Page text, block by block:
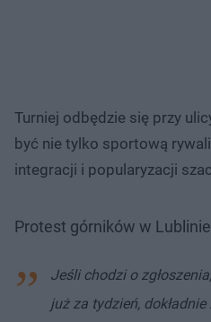
Turniej odbędzie się przy
być nie tylko sportową
integracji i popularyzacji
Protest górników w Lublinie
Jeśli chodzi o
już za tydzień,